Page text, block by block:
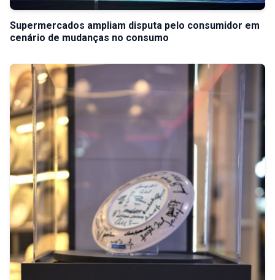
Supermercados ampliam disputa pelo consumidor em
cenário de mudanças no consumo